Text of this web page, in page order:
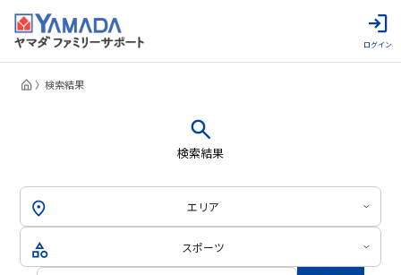
ログイン
検索結果
検索結果
エリア
スポーツ